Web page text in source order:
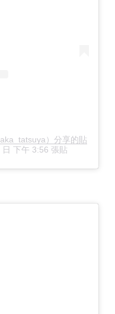
）分享的貼
下午 3:56 張貼